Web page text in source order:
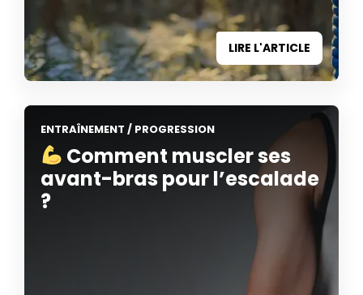
LIRE L'ARTICLE
ENTRAÎNEMENT / PROGRESSION
Comment muscler ses
avant-bras pour l’escalade
?